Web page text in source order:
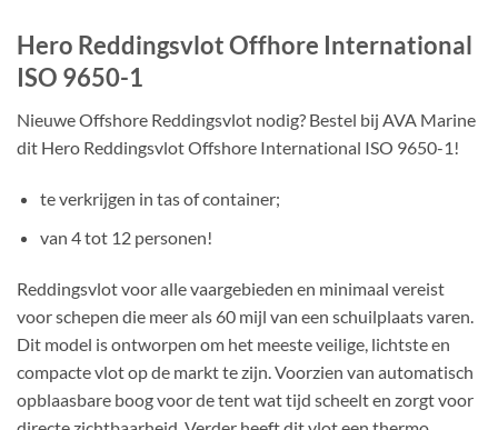
Hero Reddingsvlot Offhore International
ISO 9650-1
Nieuwe Offshore Reddingsvlot nodig? Bestel bij AVA Marine
dit Hero Reddingsvlot Offshore International ISO 9650-1!
te verkrijgen in tas of container;
van 4 tot 12 personen!
Reddingsvlot voor alle vaargebieden en minimaal vereist
voor schepen die meer als 60 mijl van een schuilplaats varen.
Dit model is ontworpen om het meeste veilige, lichtste en
compacte vlot op de markt te zijn. Voorzien van automatisch
opblaasbare boog voor de tent wat tijd scheelt en zorgt voor